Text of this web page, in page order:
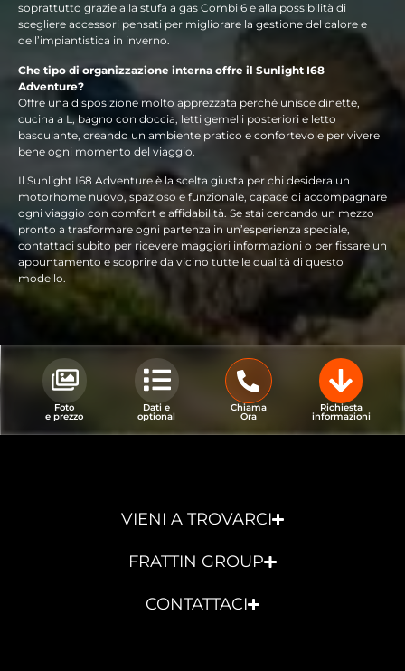
soprattutto grazie alla stufa a gas Combi 6 e alla possibilità di
scegliere accessori pensati per migliorare la gestione del calore e
dell’impiantistica in inverno.
Che tipo di organizzazione interna offre il Sunlight I68
Adventure?
Offre una disposizione molto apprezzata perché unisce dinette,
cucina a L, bagno con doccia, letti gemelli posteriori e letto
basculante, creando un ambiente pratico e confortevole per vivere
bene ogni momento del viaggio.
Il Sunlight I68 Adventure è la scelta giusta per chi desidera un
motorhome nuovo, spazioso e funzionale, capace di accompagnare
ogni viaggio con comfort e affidabilità. Se stai cercando un mezzo
pronto a trasformare ogni partenza in un’esperienza speciale,
contattaci subito per ricevere maggiori informazioni o per fissare un
appuntamento e scoprire da vicino tutte le qualità di questo
modello.
Foto
e prezzo
Dati e
optional
Chiama
Ora
Richiesta
informazioni
VIENI A TROVARCI
FRATTIN GROUP
CONTATTACI